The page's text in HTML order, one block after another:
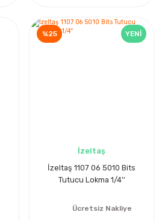
%25 YENİ
İzeltaş
İzeltaş 1107 06 5010 Bits
Tutucu Lokma 1/4''
Ücretsiz Nakliye